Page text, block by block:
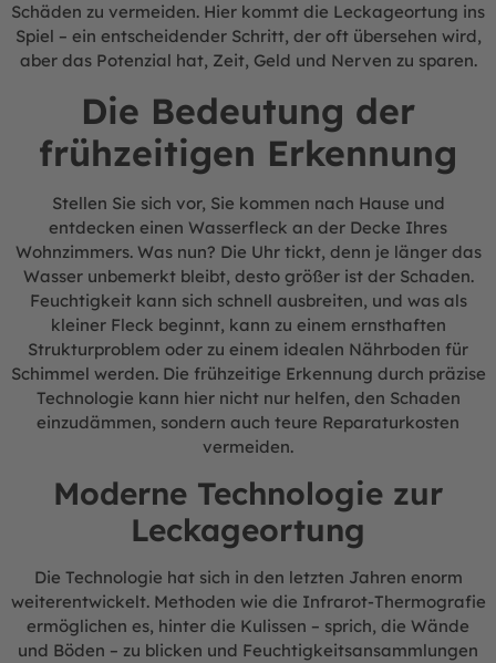
Schäden zu vermeiden. Hier kommt die Leckageortung ins
Spiel – ein entscheidender Schritt, der oft übersehen wird,
aber das Potenzial hat, Zeit, Geld und Nerven zu sparen.
Die Bedeutung der
frühzeitigen Erkennung
Stellen Sie sich vor, Sie kommen nach Hause und
entdecken einen Wasserfleck an der Decke Ihres
Wohnzimmers. Was nun? Die Uhr tickt, denn je länger das
Wasser unbemerkt bleibt, desto größer ist der Schaden.
Feuchtigkeit kann sich schnell ausbreiten, und was als
kleiner Fleck beginnt, kann zu einem ernsthaften
Strukturproblem oder zu einem idealen Nährboden für
Schimmel werden. Die frühzeitige Erkennung durch präzise
Technologie kann hier nicht nur helfen, den Schaden
einzudämmen, sondern auch teure Reparaturkosten
vermeiden.
Moderne Technologie zur
Leckageortung
Die Technologie hat sich in den letzten Jahren enorm
weiterentwickelt. Methoden wie die Infrarot-Thermografie
ermöglichen es, hinter die Kulissen – sprich, die Wände
und Böden – zu blicken und Feuchtigkeitsansammlungen